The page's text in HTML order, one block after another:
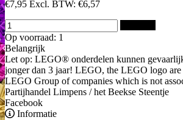
€7,95 Excl. BTW: €6,57
Op voorraad: 1
Belangrijk
Let op: LEGO® onderdelen kunnen
jonger dan 3 jaar! LEGO, the LEGO logo are
LEGO Group of companies which is not
Partijhandel Limpens / het Beekse Steentje
Facebook
Informatie